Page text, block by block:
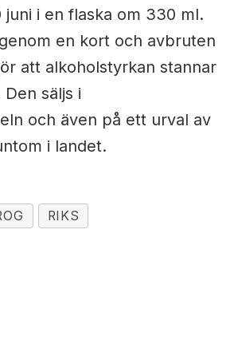
juni i en flaska om 330 ml.
en kort och avbruten
att alkoholstyrkan stannar
säljs i
och även på ett urval av
i landet.
RIKS